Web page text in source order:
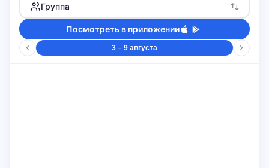
Группа
Посмотреть в приложении
3 – 9 августа